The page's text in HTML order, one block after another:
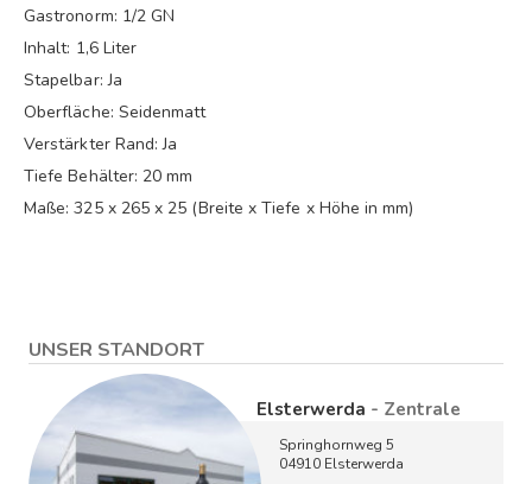
Gastronorm: 1/2 GN
Inhalt: 1,6 Liter
Stapelbar: Ja
Oberfläche: Seidenmatt
Verstärkter Rand: Ja
Tiefe Behälter: 20 mm
Maße: 325 x 265 x 25 (Breite x Tiefe x Höhe in mm)
UNSER STANDORT
Elsterwerda - Zentrale
Springhornweg 5
04910 Elsterwerda